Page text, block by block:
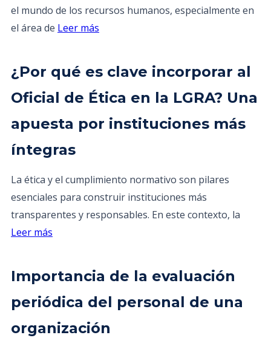
el mundo de los recursos humanos, especialmente en
el área de Leer más
¿Por qué es clave incorporar al
Oficial de Ética en la LGRA? Una
apuesta por instituciones más
íntegras
La ética y el cumplimiento normativo son pilares
esenciales para construir instituciones más
transparentes y responsables. En este contexto, la
Leer más
Importancia de la evaluación
periódica del personal de una
organización